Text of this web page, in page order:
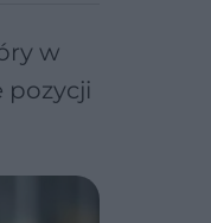
w
pozycji